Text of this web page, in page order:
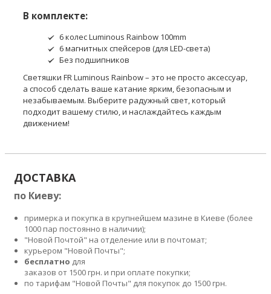
В комплекте:
6 колес Luminous Rainbow 100mm
6 магнитных спейсеров (для LED-света)
Без подшипников
Светяшки FR Luminous Rainbow – это не просто аксессуар,
а способ сделать ваше катание ярким, безопасным и
незабываемым. Выберите радужный свет, который
подходит вашему стилю, и наслаждайтесь каждым
движением!
ДОСТАВКА
по Киеву:
примерка и покупка в крупнейшем мазине в Киеве (более
1000 пар постоянно в наличии);
"Новой Почтой" на отделение или в почтомат;
курьером "Новой Почты";
бесплатно для
заказов от 1500 грн. и при оплате покупки;
по тарифам "Новой Почты" для покупок до 1500 грн.